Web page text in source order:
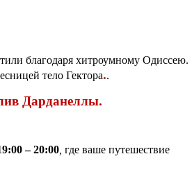
благодаря хитроум­ному Одиссею.
тело Гектора..
Дарданеллы.
– 20:00 где ваше путешествие